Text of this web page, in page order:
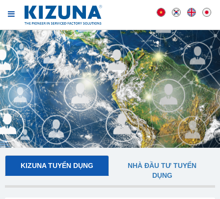
KIZUNA TUYỂN DỤNG
NHÀ ĐẦU TƯ TUYỂN
DỤNG